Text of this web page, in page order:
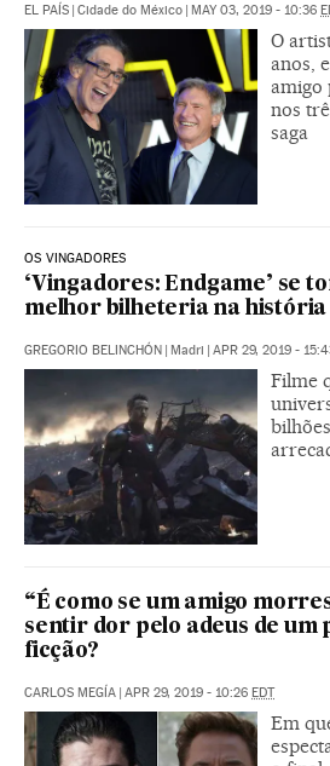
EL PAÍS | Cidade do México | MAY 03, 2019 - 10:36
O
anos,
amigo
nos
saga
OS VINGADORES
‘Vingadores: Endgame’ se
melhor bilheteria na história
GREGORIO BELINCHÓN | Madri | APR 29, 2019 -
Filme
“É como se um amigo
sentir dor pelo adeus de um
ficção?
CARLOS MEGÍA | APR 29, 2019 - 10:26 EDT
Em